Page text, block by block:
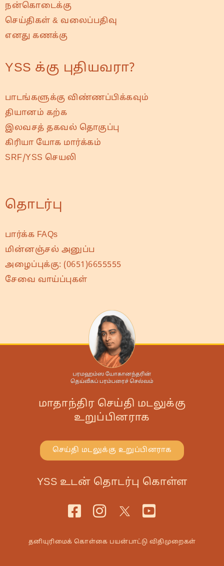
நன்கொடைக்கு
செய்திகள் & வலைப்பதிவு
எனது கணக்கு
YSS க்கு புதியவரா?
பாடங்களுக்கு விண்ணப்பிக்கவும்
தியானம் கற்க
இலவசத் தகவல் தொகுப்பு
கிரியா யோக மார்க்கம்
SRF/YSS செயலி
தொடர்பு
பார்க்க FAQs
மின்னஞ்சல் அனுப்ப
அழைப்புக்கு: (0651)6655555
சேவை வாய்ப்புகள்
மாதாந்திர செய்தி மடலுக்கு
உறுப்பினராக
செய்தி மடலுக்கு உறுப்பினராக
YSS உடன் தொடர்பு கொள்ள
தனியுரிமைக் கொள்கை பயன்பாட்டு விதிமுறைகள்